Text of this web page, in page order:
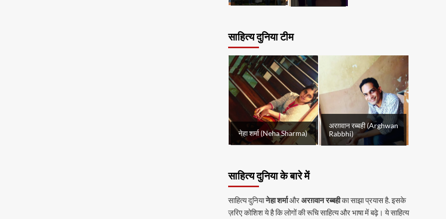
साहित्य दुनिया टीम
नेहा शर्मा (Neha Sharma)
अरग़वान रब्बही (Arghwan
Rabbhi)
साहित्य दुनिया के बारे में
साहित्य दुनियानेहा शर्माऔरअरग़वान रब्बहीका साझा प्रयास है. इसके
ज़रिए कोशिश ये है कि लोगों की रूचि साहित्य और भाषा में बढ़े। ये साहित्य